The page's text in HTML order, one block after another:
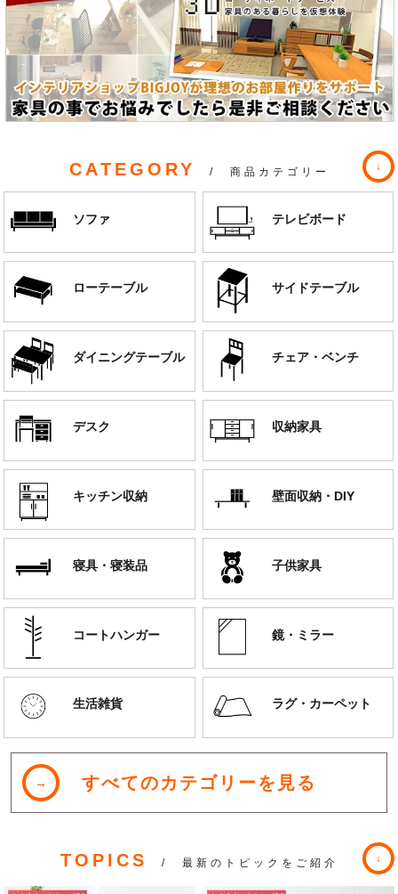
CATEGORY / 商品カテゴリー
ソファ テレビボード
ローテーブル サイドテーブル
ダイニングテーブル チェア・ベンチ
デスク 収納家具
キッチン収納 壁面収納・DIY
寝具・寝装品 子供家具
コートハンガー 鏡・ミラー
生活雑貨 ラグ・カーペット
すべてのカテゴリーを見る
TOPICS / 最新のトピックをご紹介